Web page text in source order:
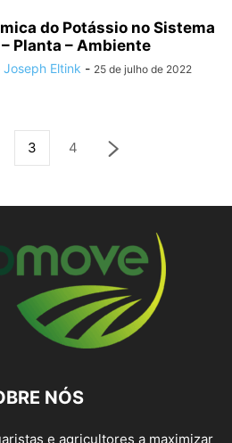
do Potássio no Sistema
Planta – Ambiente
Joseph Eltink - 25 de julho de 2022
3 4
NÓS
e agricultores a maximizar